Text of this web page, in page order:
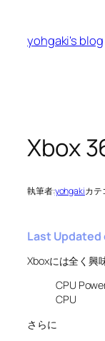
yohgaki's blog
Xbox
執筆者:yohgakiカテ
Last Updated
Xboxには全く興
CPU
CPU
さらに